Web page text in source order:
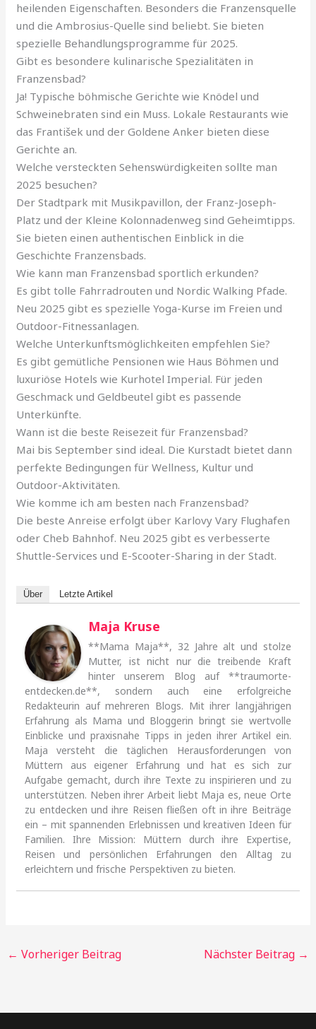
heilenden Eigenschaften. Besonders die Franzensquelle
und die Ambrosius-Quelle sind beliebt. Sie bieten
spezielle Behandlungsprogramme für 2025.
Gibt es besondere kulinarische Spezialitäten in
Franzensbad?
Ja! Typische böhmische Gerichte wie Knödel und
Schweinebraten sind ein Muss. Lokale Restaurants wie
das František und der Goldene Anker bieten diese
Gerichte an.
Welche versteckten Sehenswürdigkeiten sollte man
2025 besuchen?
Der Stadtpark mit Musikpavillon, der Franz-Joseph-
Platz und der Kleine Kolonnadenweg sind Geheimtipps.
Sie bieten einen authentischen Einblick in die
Geschichte Franzensbads.
Wie kann man Franzensbad sportlich erkunden?
Es gibt tolle Fahrradrouten und Nordic Walking Pfade.
Neu 2025 gibt es spezielle Yoga-Kurse im Freien und
Outdoor-Fitnessanlagen.
Welche Unterkunftsmöglichkeiten empfehlen Sie?
Es gibt gemütliche Pensionen wie Haus Böhmen und
luxuriöse Hotels wie Kurhotel Imperial. Für jeden
Geschmack und Geldbeutel gibt es passende
Unterkünfte.
Wann ist die beste Reisezeit für Franzensbad?
Mai bis September sind ideal. Die Kurstadt bietet dann
perfekte Bedingungen für Wellness, Kultur und
Outdoor-Aktivitäten.
Wie komme ich am besten nach Franzensbad?
Die beste Anreise erfolgt über Karlovy Vary Flughafen
oder Cheb Bahnhof. Neu 2025 gibt es verbesserte
Shuttle-Services und E-Scooter-Sharing in der Stadt.
Über Letzte Artikel
Maja Kruse
**Mama Maja**, 32 Jahre alt und stolze
Mutter, ist nicht nur die treibende Kraft
hinter unserem Blog auf **traumorte-
entdecken.de**, sondern auch eine erfolgreiche
Redakteurin auf mehreren Blogs. Mit ihrer langjährigen
Erfahrung als Mama und Bloggerin bringt sie wertvolle
Einblicke und praxisnahe Tipps in jeden ihrer Artikel ein.
Maja versteht die täglichen Herausforderungen von
Müttern aus eigener Erfahrung und hat es sich zur
Aufgabe gemacht, durch ihre Texte zu inspirieren und zu
unterstützen. Neben ihrer Arbeit liebt Maja es, neue Orte
zu entdecken und ihre Reisen fließen oft in ihre Beiträge
ein – mit spannenden Erlebnissen und kreativen Ideen für
Familien. Ihre Mission: Müttern durch ihre Expertise,
Reisen und persönlichen Erfahrungen den Alltag zu
erleichtern und frische Perspektiven zu bieten.
← Vorheriger Beitrag Nächster Beitrag →